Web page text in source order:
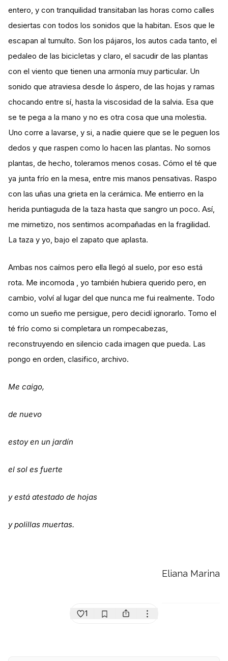
entero, y con tranquilidad transitaban las horas como calles
desiertas con todos los sonidos que la habitan. Esos que le
escapan al tumulto. Son los pájaros, los autos cada tanto, el
pedaleo de las bicicletas y claro, el sacudir de las plantas
con el viento que tienen una armonía muy particular. Un
sonido que atraviesa desde lo áspero, de las hojas y ramas
chocando entre sí, hasta la viscosidad de la salvia. Esa que
se te pega a la mano y no es otra cosa que una molestia.
Uno corre a lavarse, y si, a nadie quiere que se le peguen los
dedos y que raspen como lo hacen las plantas. No somos
plantas, de hecho, toleramos menos cosas. Cómo el té que
ya junta frío en la mesa, entre mis manos pensativas. Raspo
con las uñas una grieta en la cerámica. Me entierro en la
herida puntiaguda de la taza hasta que sangro un poco. Así,
me mimetizo, nos sentimos acompañadas en la fragilidad.
La taza y yo, bajo el zapato que aplasta.
Ambas nos caímos pero ella llegó al suelo, por eso está
rota. Me incomoda , yo también hubiera querido pero, en
cambio, volví al lugar del que nunca me fui realmente. Todo
como un sueño me persigue, pero decidí ignorarlo. Tomo el
té frío como si completara un rompecabezas,
reconstruyendo en silencio cada imagen que pueda. Las
pongo en orden, clasifico, archivo.
Me caigo,
de nuevo
estoy en un jardín
el sol es fuerte
y está atestado de hojas
y polillas muertas.
Eliana Marina
1